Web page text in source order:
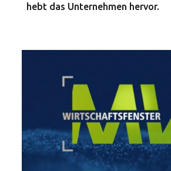
hebt das Unternehmen hervor.